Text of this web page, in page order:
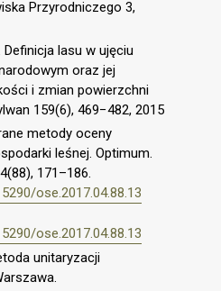
Przyrodniczego 3,
Definicja lasu w ujęciu
oraz jej
i zmian powierzchni
159(6), 469−482, 2015
metody oceny
leśnej. Optimum.
171–186.
ose.2017.04.88.13
ose.2017.04.88.13
unitaryzacji